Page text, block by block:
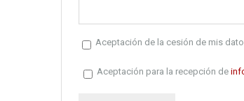
Aceptación de la cesión de mis
Aceptación para la recepción de